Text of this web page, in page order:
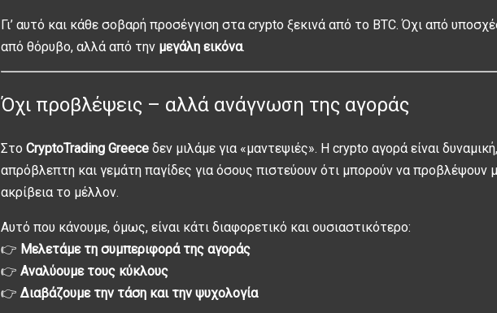
Γι’ αυτό και κάθε σοβαρή προσέγγιση στα crypto ξεκινά από το BTC. Όχι από
από θόρυβο, αλλά από την μεγάλη εικόνα.
Όχι προβλέψεις – αλλά ανάγνωση της αγοράς
Στο CryptoTrading Greece δεν μιλάμε για «μαντεψιές». Η crypto αγορά είναι
απρόβλεπτη και γεμάτη παγίδες για όσους πιστεύουν ότι μπορούν να προβλέψουν
ακρίβεια το μέλλον.
Αυτό που κάνουμε, όμως, είναι κάτι διαφορετικό και ουσιαστικότερο:
👉 Μελετάμε τη συμπεριφορά της αγοράς
👉 Αναλύουμε τους κύκλους
👉 Διαβάζουμε την τάση και την ψυχολογία